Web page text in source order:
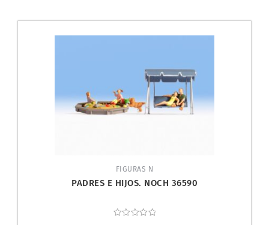
FIGURAS N
PADRES E HIJOS. NOCH 36590